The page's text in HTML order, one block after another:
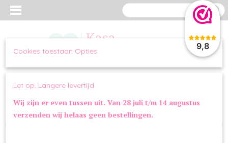
9,8
Inloggen
Home>OVERIG>STRIKKEN>Stropdas Tiger
Cookies toestaan Opties
Let op: Langere levertijd
Wij zijn er even tussen uit. Van 28 juli t/m 14 augustus
verzenden wij helaas geen bestellingen.